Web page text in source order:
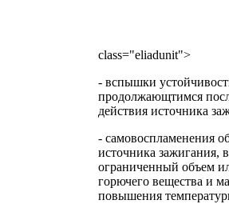
class="eliadunit">
- вспышки
продолжающтимся
действия источника
- самовоспламенения
источника зажигания,
ограниченный объем
горючего вещества и
повышения